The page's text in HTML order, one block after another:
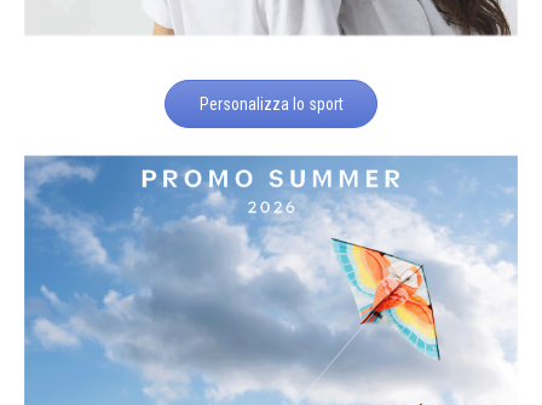
Personalizza lo sport